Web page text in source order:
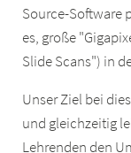
Source-Software
es, große
Slide Scans") in
Unser Ziel bei
und gleichzeitig
Lehrenden den